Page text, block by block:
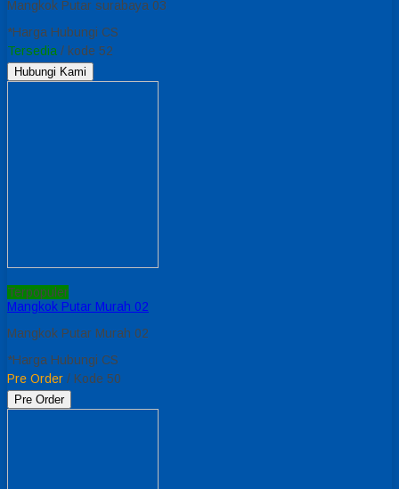
Mangkok Putar surabaya 03
*Harga Hubungi CS
Tersedia / kode 52
Hubungi Kami
Terpopuler
Mangkok Putar Murah 02
Mangkok Putar Murah 02
*Harga Hubungi CS
Pre Order / Kode 50
Pre Order